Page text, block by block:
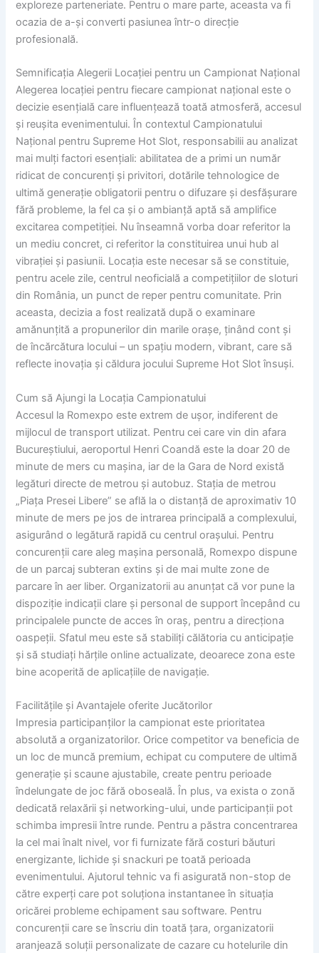
exploreze parteneriate. Pentru o mare parte, aceasta va fi
ocazia de a-și converti pasiunea într-o direcție
profesională.
Semnificația Alegerii Locației pentru un Campionat Național
Alegerea locației pentru fiecare campionat național este o
decizie esențială care influențează toată atmosferă, accesul
și reușita evenimentului. În contextul Campionatului
Național pentru Supreme Hot Slot, responsabilii au analizat
mai mulți factori esențiali: abilitatea de a primi un număr
ridicat de concurenți și privitori, dotările tehnologice de
ultimă generație obligatorii pentru o difuzare și desfășurare
fără probleme, la fel ca și o ambianță aptă să amplifice
excitarea competiției. Nu înseamnă vorba doar referitor la
un mediu concret, ci referitor la constituirea unui hub al
vibrației și pasiunii. Locația este necesar să se constituie,
pentru acele zile, centrul neoficială a competițiilor de sloturi
din România, un punct de reper pentru comunitate. Prin
aceasta, decizia a fost realizată după o examinare
amănunțită a propunerilor din marile orașe, ținând cont și
de încărcătura locului – un spațiu modern, vibrant, care să
reflecte inovația și căldura jocului Supreme Hot Slot însuși.
Cum să Ajungi la Locația Campionatului
Accesul la Romexpo este extrem de ușor, indiferent de
mijlocul de transport utilizat. Pentru cei care vin din afara
Bucureștiului, aeroportul Henri Coandă este la doar 20 de
minute de mers cu mașina, iar de la Gara de Nord există
legături directe de metrou și autobuz. Stația de metrou
„Piața Presei Libere” se află la o distanță de aproximativ 10
minute de mers pe jos de intrarea principală a complexului,
asigurând o legătură rapidă cu centrul orașului. Pentru
concurenții care aleg mașina personală, Romexpo dispune
de un parcaj subteran extins și de mai multe zone de
parcare în aer liber. Organizatorii au anunțat că vor pune la
dispoziție indicații clare și personal de support începând cu
principalele puncte de acces în oraș, pentru a direcționa
oaspeții. Sfatul meu este să stabiliți călătoria cu anticipație
și să studiați hărțile online actualizate, deoarece zona este
bine acoperită de aplicațiile de navigație.
Facilitățile și Avantajele oferite Jucătorilor
Impresia participanților la campionat este prioritatea
absolută a organizatorilor. Orice competitor va beneficia de
un loc de muncă premium, echipat cu computere de ultimă
generație și scaune ajustabile, create pentru perioade
îndelungate de joc fără oboseală. În plus, va exista o zonă
dedicată relaxării și networking-ului, unde participanții pot
schimba impresii între runde. Pentru a păstra concentrarea
la cel mai înalt nivel, vor fi furnizate fără costuri băuturi
energizante, lichide și snackuri pe toată perioada
evenimentului. Ajutorul tehnic va fi asigurată non-stop de
către experți care pot soluționa instantanee în situația
oricărei probleme echipament sau software. Pentru
concurenții care se înscriu din toată țara, organizatorii
aranjează soluții personalizate de cazare cu hotelurile din